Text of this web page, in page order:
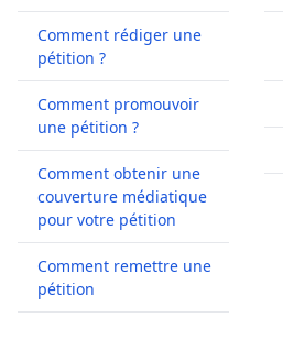
Comment rédiger une
pétition ?
Comment promouvoir
une pétition ?
Comment obtenir une
couverture médiatique
pour votre pétition
Comment remettre une
pétition